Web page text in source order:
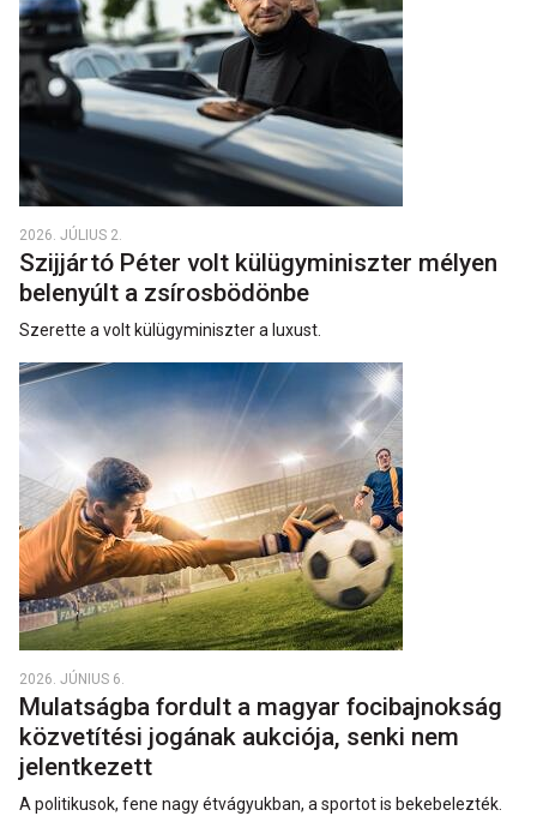
2026. JÚLIUS 2.
Szijjártó Péter volt külügyminiszter mélyen
belenyúlt a zsírosbödönbe
Szerette a volt külügyminiszter a luxust.
2026. JÚNIUS 6.
Mulatságba fordult a magyar focibajnokság
közvetítési jogának aukciója, senki nem
jelentkezett
A politikusok, fene nagy étvágyukban, a sportot is bekebelezték.